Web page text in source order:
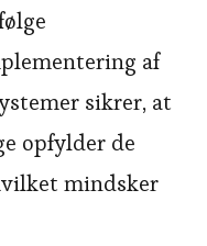
af
sikrer, at
opfylder de
mindsker